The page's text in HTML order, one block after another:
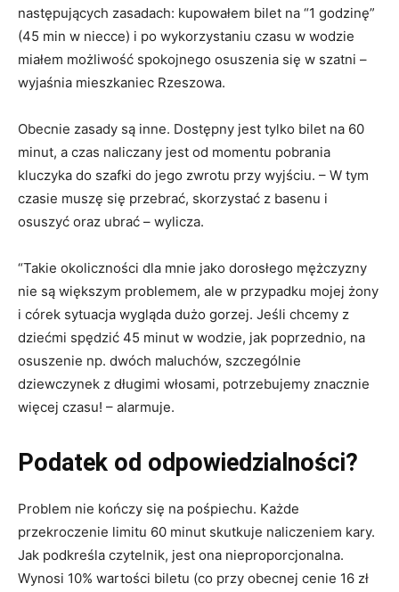
następujących zasadach: kupowałem bilet na “1 godzinę”
(45 min w niecce) i po wykorzystaniu czasu w wodzie
miałem możliwość spokojnego osuszenia się w szatni –
wyjaśnia mieszkaniec Rzeszowa.
Obecnie zasady są inne. Dostępny jest tylko bilet na 60
minut, a czas naliczany jest od momentu pobrania
kluczyka do szafki do jego zwrotu przy wyjściu. – W tym
czasie muszę się przebrać, skorzystać z basenu i
osuszyć oraz ubrać – wylicza.
“Takie okoliczności dla mnie jako dorosłego mężczyzny
nie są większym problemem, ale w przypadku mojej żony
i córek sytuacja wygląda dużo gorzej. Jeśli chcemy z
dziećmi spędzić 45 minut w wodzie, jak poprzednio, na
osuszenie np. dwóch maluchów, szczególnie
dziewczynek z długimi włosami, potrzebujemy znacznie
więcej czasu! – alarmuje.
Podatek od odpowiedzialności?
Problem nie kończy się na pośpiechu. Każde
przekroczenie limitu 60 minut skutkuje naliczeniem kary.
Jak podkreśla czytelnik, jest ona nieproporcjonalna.
Wynosi 10% wartości biletu (co przy obecnej cenie 16 zł